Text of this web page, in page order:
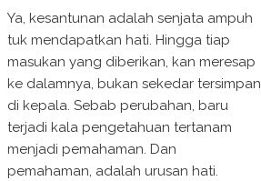
Ya, kesantunan adalah senjata ampuh
tuk mendapatkan hati. Hingga tiap
masukan yang diberikan, kan meresap
ke dalamnya, bukan sekedar tersimpan
di kepala. Sebab perubahan, baru
terjadi kala pengetahuan tertanam
menjadi pemahaman. Dan
pemahaman, adalah urusan hati.